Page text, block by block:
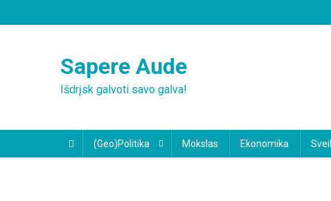
to
Sapere Aude
Išdrįsk galvoti savo galva!
(Geo)Politika Mokslas Ekonomika